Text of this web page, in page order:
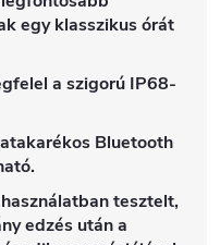
egy klasszikus órát
a szigorú IP68-
Bluetooth
tesztelt,
edzés után a